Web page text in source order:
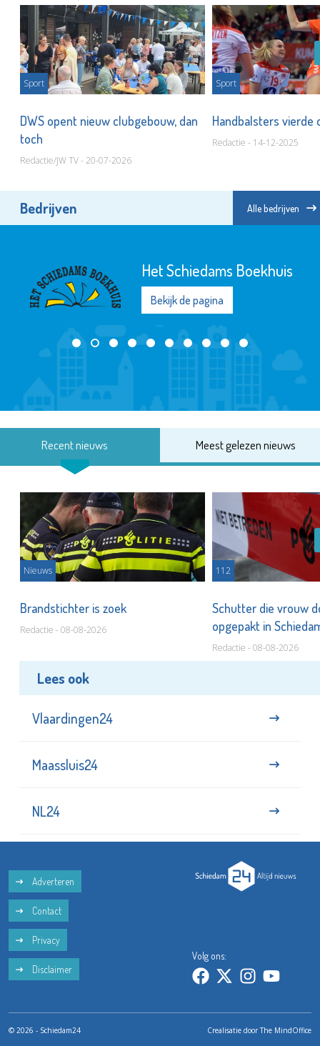
Sport
DWS opent nieuw clubgebouw, dan
toch
Redactie/JW TV - 20-07-2026
Sport
Handbalsters vierde
Redactie - 14-12-2025
Bedrijven Alle bedrijven
Het Schiedams Boekhuis
Bekijk de pagina
Recent nieuws Meest gelezen nieuws
Nieuws
Brandstichter is zoek
Redactie - 08-08-2026
112
Schutter die vrouw
opgepakt in
Redactie - 08-08-2026
Lees ook
Vlaardingen24
Maassluis24
NL24
Adverteren
Contact
Privacy
Disclaimer
Volg ons:
© 2026 - Schiedam24 Crealisatie doorThe MindOffice